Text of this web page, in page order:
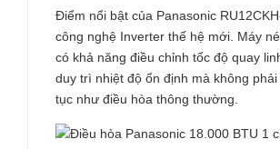
Điểm nổi bật của Panasonic
công nghệ Inverter thế hệ mới. Máy
có khả năng điều chỉnh tốc độ quay
duy trì nhiệt độ ổn định mà không phải
tục như điều hòa thông thường.